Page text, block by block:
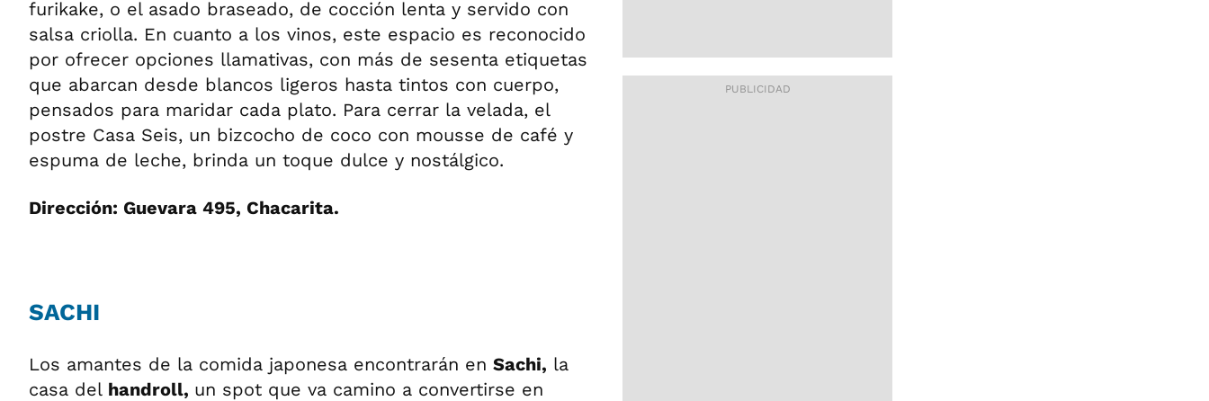
furikake, o el asado braseado, de cocción lenta y servido con
salsa criolla. En cuanto a los vinos, este espacio es reconocido
por ofrecer opciones llamativas, con más de sesenta etiquetas
que abarcan desde blancos ligeros hasta tintos con cuerpo,
pensados para maridar cada plato. Para cerrar la velada, el
postre Casa Seis, un bizcocho de coco con mousse de café y
espuma de leche, brinda un toque dulce y nostálgico.
Dirección: Guevara 495, Chacarita.
SACHI
Los amantes de la comida japonesa encontrarán en Sachi, la
casa del handroll, un spot que va camino a convertirse en